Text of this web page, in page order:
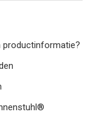
productinformatie?